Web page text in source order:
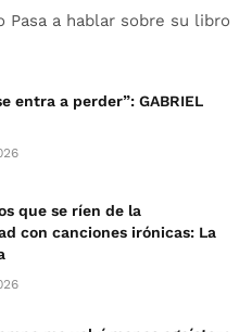
Pasa a hablar sobre su libro
entra a perder”: GABRIEL
que se ríen de la
con canciones irónicas: La